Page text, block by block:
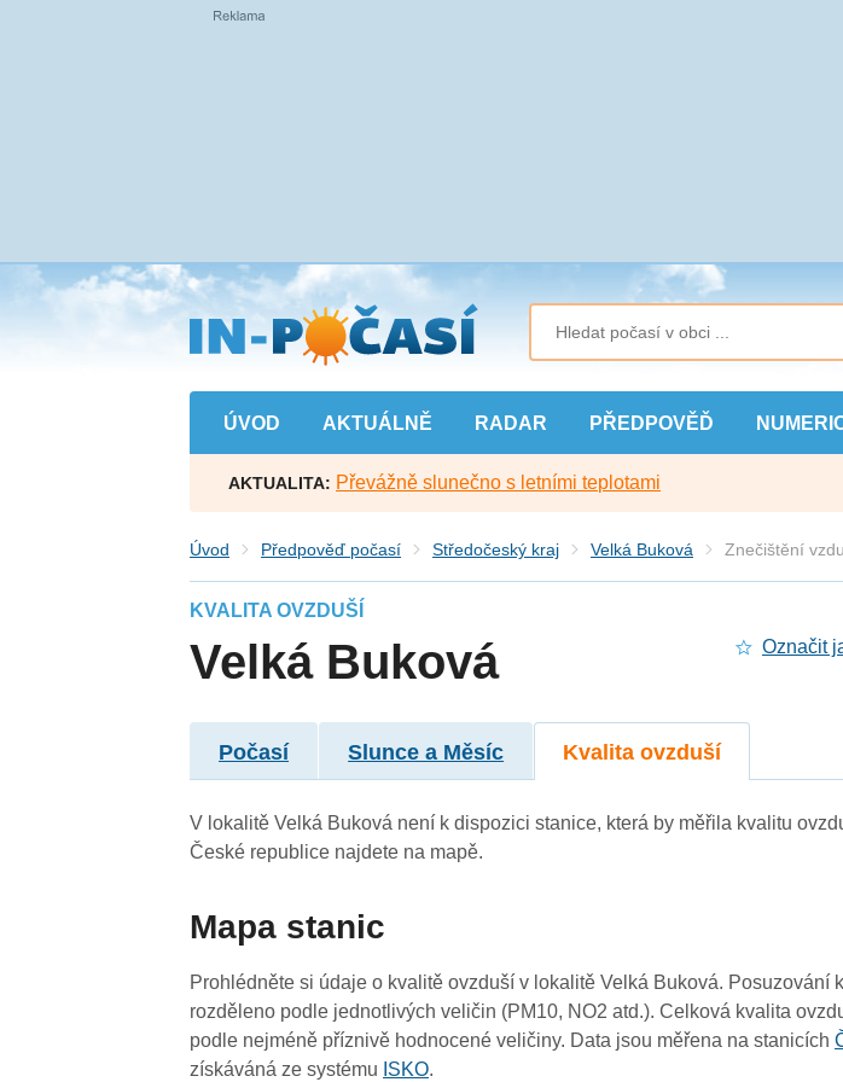
Přejít
na
hlavní
obsah
ÚVOD AKTUÁLNĚ RADAR PŘEDPOVĚĎ
AKTUALITA: Převážně slunečno s letními teplotami
Úvod Předpověď počasí Středočeský kraj Velká Buková Znečištění
KVALITA OVZDUŠÍ
Velká Buková Označit
Počasí Slunce a Měsíc Kvalita ovzduší
V lokalitě Velká Buková není k dispozici stanice, která by měřila kvalitu
České republice najdete na mapě.
Mapa stanic
Prohlédněte si údaje o kvalitě ovzduší v lokalitě Velká Buková. Posuzování
rozděleno podle jednotlivých veličin (PM10, NO2 atd.). Celková kvalita
podle nejméně příznivě hodnocené veličiny. Data jsou měřena na stanicích
získáváná ze systému ISKO.
4
4
4
4